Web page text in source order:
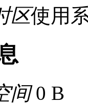
区使用
间0 B